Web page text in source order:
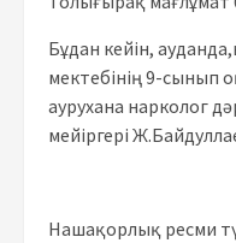
Бұдан кейін,
мектебінің 9-сынып
аурухана нарколог
мейіргері
Нашақорлық ресми